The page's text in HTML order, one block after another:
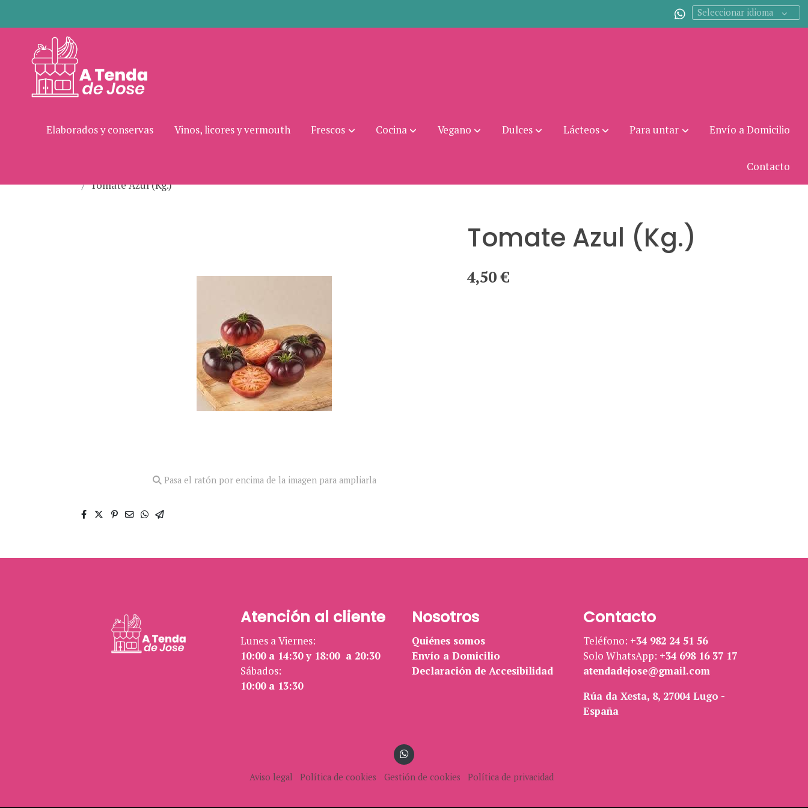
Seleccionar idioma
Elaborados y conservas Vinos, licores y vermouth Frescos Cocina Vegano Dulces Lácteos Para untar Envío a Domicilio
Contacto
Tomate Azul (Kg.)
Pasa el ratón por encima de la imagen para ampliarla
Tomate Azul (Kg.)
4,50 €
Atención al cliente
Lunes a Viernes:
10:00 a 14:30 y 18:00 a 20:30
Sábados:
10:00 a 13:30
Nosotros
Quiénes somos
Envío a Domicilio
Declaración de Accesibilidad
Contacto
Teléfono: +34 982 24 51 56
Solo WhatsApp: +34 698 16 37 17
atendadejose@gmail.com
Rúa da Xesta, 8, 27004 Lugo -
España
Aviso legal Política de cookies Gestión de cookies Política de privacidad